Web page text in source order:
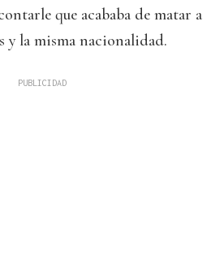
que acababa de matar a
y la misma nacionalidad.